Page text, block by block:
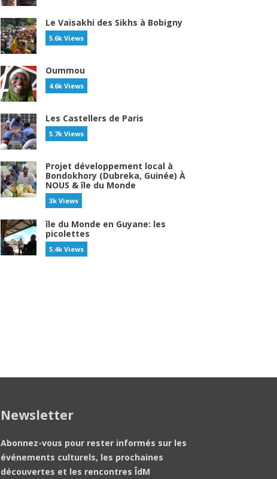
Le Vaisakhi des Sikhs à Bobigny
5.6k Views
Oummou
4.6k Views
Les Castellers de Paris
5.7k Views
Projet développement local à
Bondokhory (Dubreka, Guinée) À
NOUS & île du Monde
3k Views
île du Monde en Guyane: les
picolettes
5.4k Views
Newsletter
Abonnez-vous pour rester informés sur les
événements culturels, les prochaines
découvertes et les rencontres ÎdM